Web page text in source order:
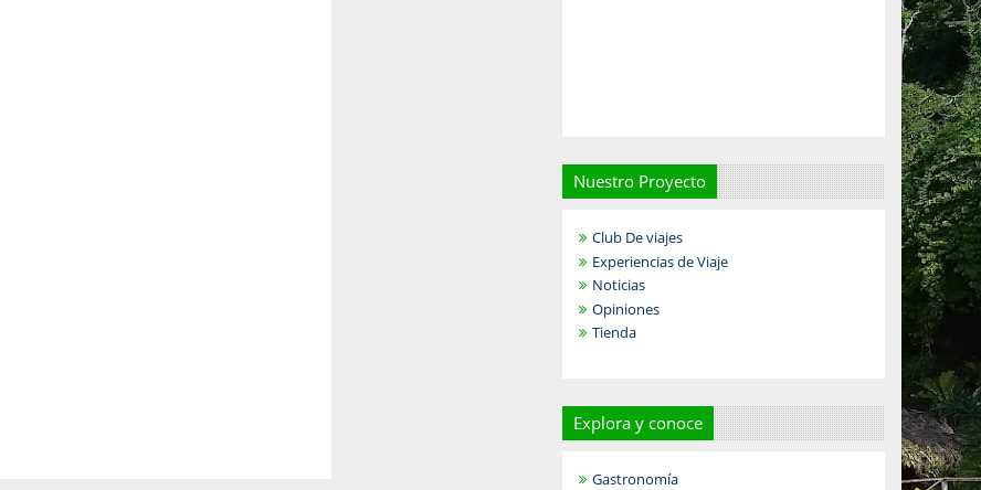
Nuestro Proyecto
Club De viajes
Experiencias de Viaje
Noticias
Opiniones
Tienda
Explora y conoce
Gastronomía